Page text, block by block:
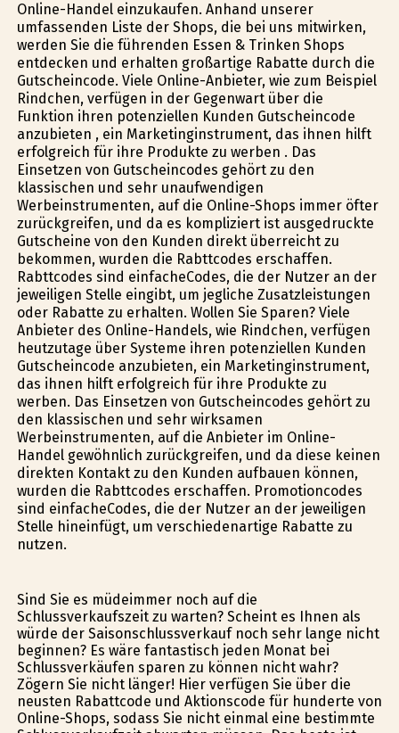
Online-Handel einzukaufen. Anhand unserer
umfassenden Liste der Shops, die bei uns mitwirken,
werden Sie die führenden Essen & Trinken Shops
entdecken und erhalten großartige Rabatte durch die
Gutscheincode. Viele Online-Anbieter, wie zum Beispiel
Rindchen, verfügen in der Gegenwart über die
Funktion ihren potenziellen Kunden Gutscheincode
anzubieten , ein Marketinginstrument, das ihnen hilft
erfolgreich für ihre Produkte zu werben . Das
Einsetzen von Gutscheincodes gehört zu den
klassischen und sehr unaufwendigen
Werbeinstrumenten, auf die Online-Shops immer öfter
zurückgreifen, und da es kompliziert ist ausgedruckte
Gutscheine von den Kunden direkt überreicht zu
bekommen, wurden die Rabttcodes erschaffen.
Rabttcodes sind einfacheCodes, die der Nutzer an der
jeweiligen Stelle eingibt, um jegliche Zusatzleistungen
oder Rabatte zu erhalten. Wollen Sie Sparen? Viele
Anbieter des Online-Handels, wie Rindchen, verfügen
heutzutage über Systeme ihren potenziellen Kunden
Gutscheincode anzubieten, ein Marketinginstrument,
das ihnen hilft erfolgreich für ihre Produkte zu
werben. Das Einsetzen von Gutscheincodes gehört zu
den klassischen und sehr wirksamen
Werbeinstrumenten, auf die Anbieter im Online-
Handel gewöhnlich zurückgreifen, und da diese keinen
direkten Kontakt zu den Kunden aufbauen können,
wurden die Rabttcodes erschaffen. Promotioncodes
sind einfacheCodes, die der Nutzer an der jeweiligen
Stelle hineinfügt, um verschiedenartige Rabatte zu
nutzen.
Sind Sie es müdeimmer noch auf die
Schlussverkaufszeit zu warten? Scheint es Ihnen als
würde der Saisonschlussverkauf noch sehr lange nicht
beginnen? Es wäre fantastisch jeden Monat bei
Schlussverkäufen sparen zu können nicht wahr?
Zögern Sie nicht länger! Hier verfügen Sie über die
neusten Rabattcode und Aktionscode für hunderte von
Online-Shops, sodass Sie nicht einmal eine bestimmte